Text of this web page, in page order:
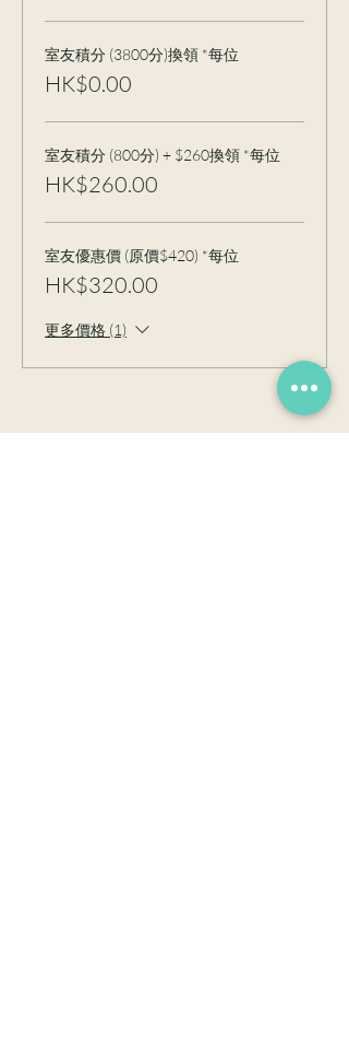
室友積分 (3800分)換領 *每位
HK$0.00
室友積分 (800分) + $260換領 *每位
HK$260.00
室友優惠價 (原價$420) *每位
HK$320.00
更多價格 (1)